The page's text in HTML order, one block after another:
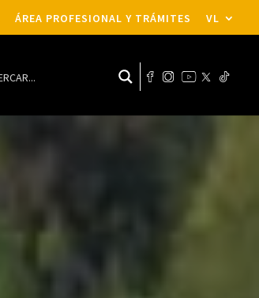
ÁREA PROFESIONAL Y TRÁMITES VL